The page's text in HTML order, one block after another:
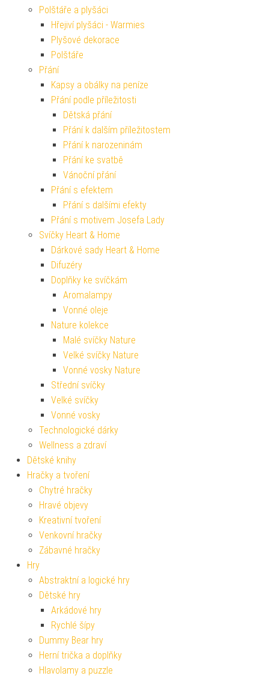
Polštáře a plyšáci
Hřejiví plyšáci - Warmies
Plyšové dekorace
Polštáře
Přání
Kapsy a obálky na peníze
Přání podle příležitosti
Dětská přání
Přání k dalším příležitostem
Přání k narozeninám
Přání ke svatbě
Vánoční přání
Přání s efektem
Přání s dalšími efekty
Přání s motivem Josefa Lady
Svíčky Heart & Home
Dárkové sady Heart & Home
Difuzéry
Doplňky ke svíčkám
Aromalampy
Vonné oleje
Nature kolekce
Malé svíčky Nature
Velké svíčky Nature
Vonné vosky Nature
Střední svíčky
Velké svíčky
Vonné vosky
Technologické dárky
Wellness a zdraví
Dětské knihy
Hračky a tvoření
Chytré hračky
Hravé objevy
Kreativní tvoření
Venkovní hračky
Zábavné hračky
Hry
Abstraktní a logické hry
Dětské hry
Arkádové hry
Rychlé šípy
Dummy Bear hry
Herní trička a doplňky
Hlavolamy a puzzle